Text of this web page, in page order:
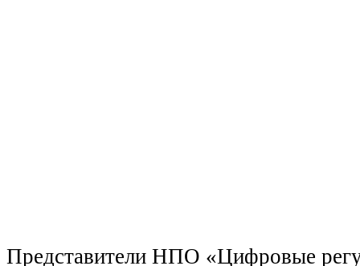
Представители НПО «Цифровые